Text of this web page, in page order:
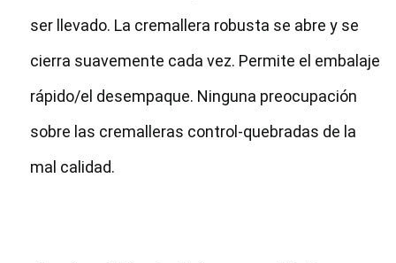
ser llevado. La cremallera robusta se abre y se
cierra suavemente cada vez. Permite el embalaje
rápido/el desempaque. Ninguna preocupación
sobre las cremalleras control-quebradas de la
mal calidad.